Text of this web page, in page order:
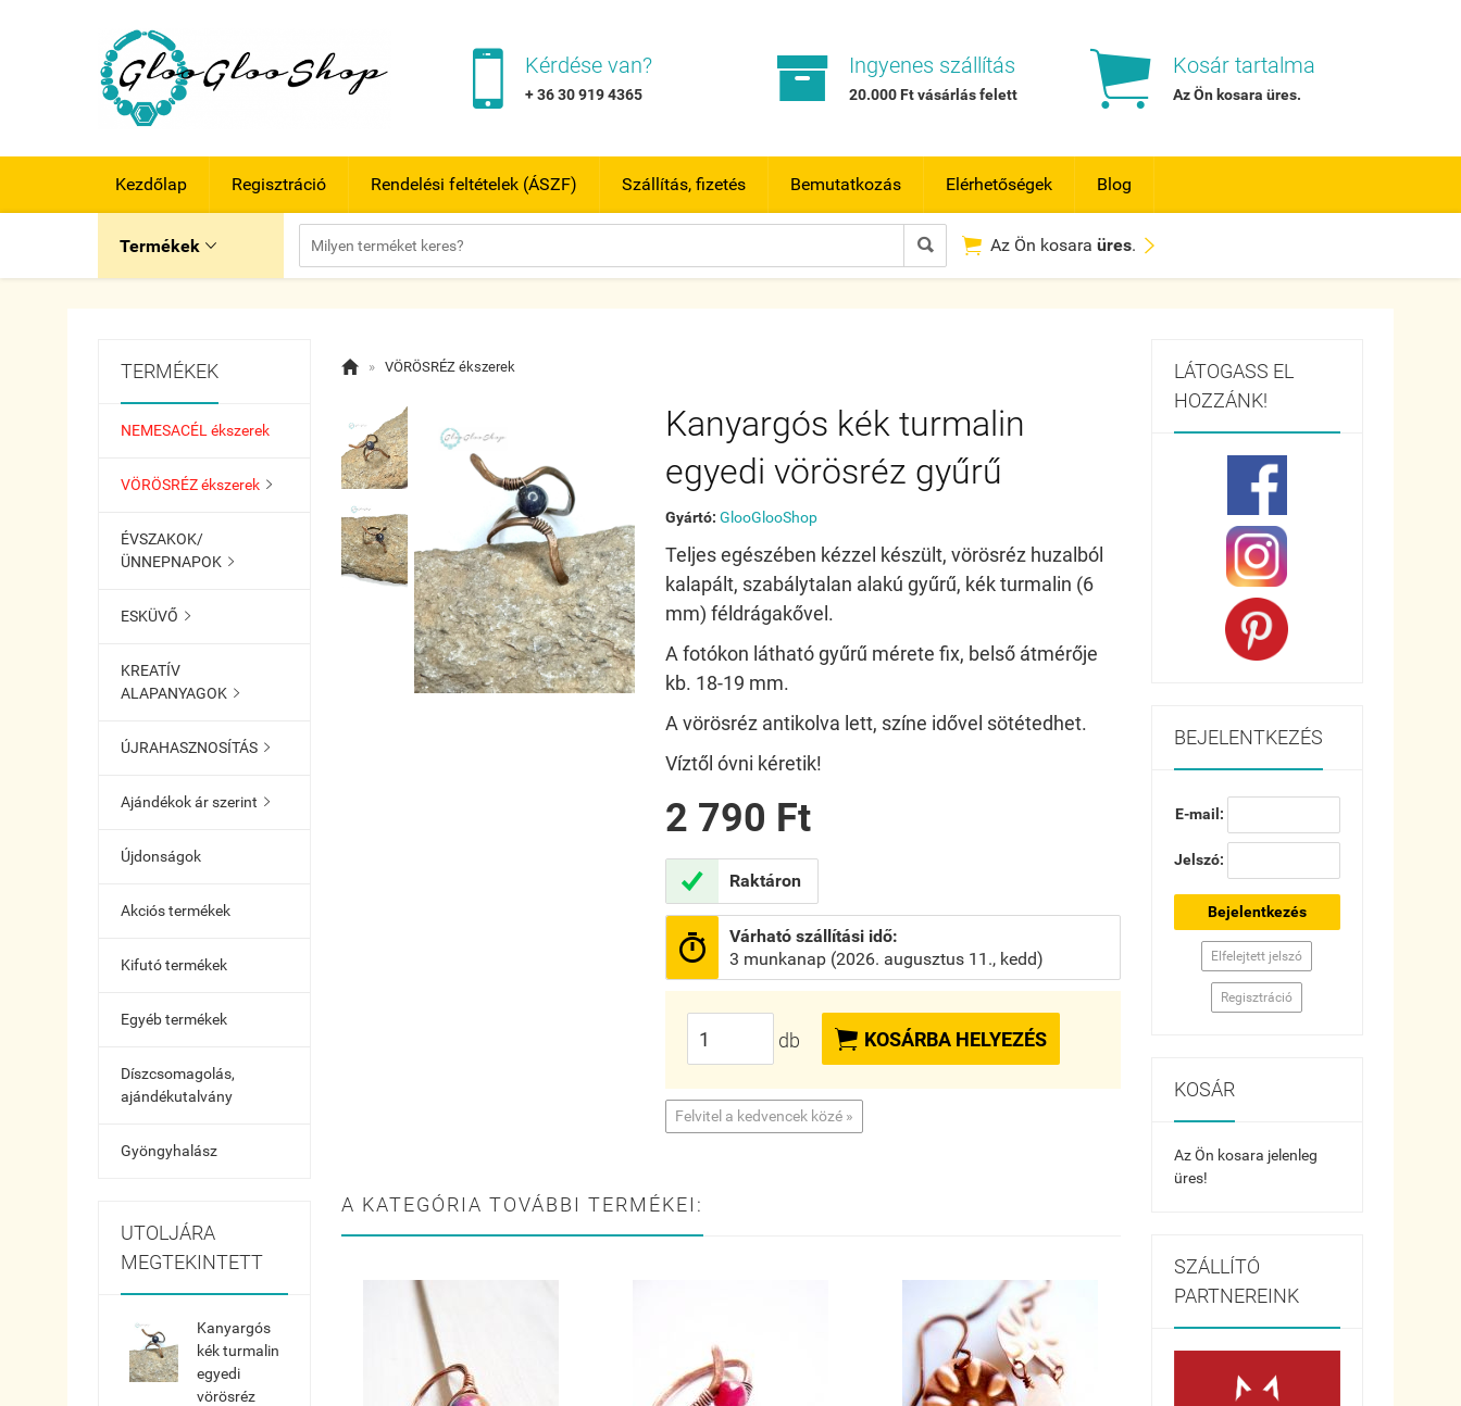
 Kérdése van?
+ 36 30 919 4365  Ingyenes szállítás
20.000 Ft vásárlás felett  Kosár tartalma
Az Ön kosaraüres.
Kezdőlap Regisztráció Rendelési feltételek (ÁSZF) Szállítás, fizetés Bemutatkozás Elérhetőségek Blog
Termékek    Az Ön kosara üres. 
TERMÉKEK
NEMESACÉL ékszerek
VÖRÖSRÉZ ékszerek 
ÉVSZAKOK/
ÜNNEPNAPOK 
ESKÜVŐ 
KREATÍV
ALAPANYAGOK 
ÚJRAHASZNOSÍTÁS 
Ajándékok ár szerint 
Újdonságok
Akciós termékek
Kifutó termékek
Egyéb termékek
Díszcsomagolás,
ajándékutalvány
Gyöngyhalász
UTOLJÁRA
MEGTEKINTETT
Kanyargós
kék turmalin
egyedi
vörösréz
 » VÖRÖSRÉZ ékszerek
Kanyargós kék turmalin
egyedi vörösréz gyűrű
Gyártó: GlooGlooShop
Teljes egészében kézzel készült, vörösréz huzalból
kalapált, szabálytalan alakú gyűrű, kék turmalin (6
mm) féldrágakővel.
A fotókon látható gyűrű mérete fix, belső átmérője
kb. 18-19 mm.
A vörösréz antikolva lett, színe idővel sötétedhet.
Víztől óvni kéretik!
2 790 Ft
 Raktáron

Várható szállítási idő:
3 munkanap (2026. augusztus 11., kedd)
db  KOSÁRBA HELYEZÉS
Felvitel a kedvencek közé »
A KATEGÓRIA TOVÁBBI TERMÉKEI:
LÁTOGASS EL
HOZZÁNK!
BEJELENTKEZÉS
E-mail:
Jelszó:
Bejelentkezés
Elfelejtett jelszó
Regisztráció
KOSÁR
Az Ön kosara jelenleg
üres!
SZÁLLÍTÓ
PARTNEREINK